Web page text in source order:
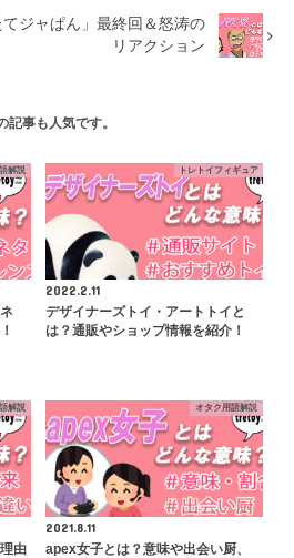
ジャぱん」最終回＆怒涛の
リアクション
記事も人気です。
解説 トレトイフィギュア
2022.2.11
デザイナーズトイ・アートトイと
は？通販やショップ情報を紹介！
解説
由
オタク用語解説
2021.8.11
apex女子とは？意味や出会い厨、